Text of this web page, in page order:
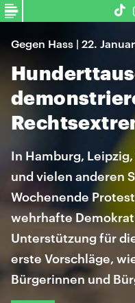
Gegen Hass | 22.
In Hamburg,
und vielen anderen
Wochenende
wehrhafte
Unterstützung für
erste Vorschläge,
Bürgerinnen und